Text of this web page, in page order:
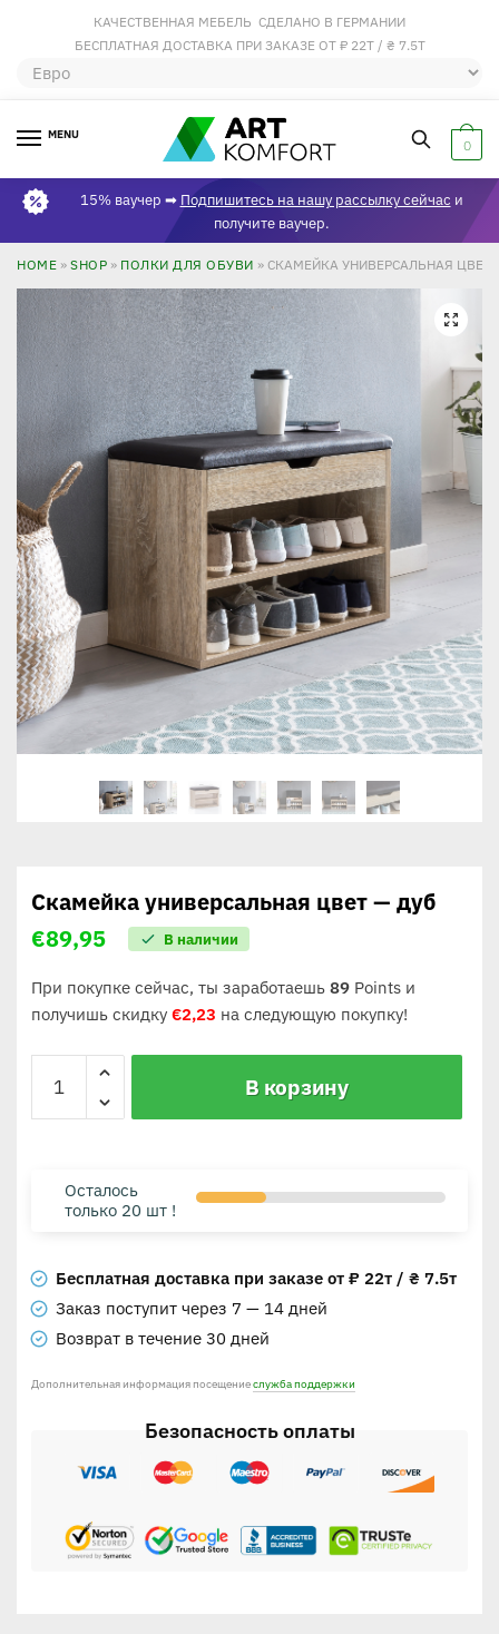
КАЧЕСТВЕННАЯ МЕБЕЛЬ СДЕЛАНО В ГЕРМАНИИ
БЕСПЛАТНАЯ ДОСТАВКА ПРИ ЗАКАЗЕ ОТ ₽ 22Т / ₴ 7.5Т
MENU
0
15% ваучер ➡ Подпишитесь на нашу рассылку сейчас и
получите ваучер.
HOME » SHOP » ПОЛКИ ДЛЯ ОБУВИ » СКАМЕЙКА УНИВЕРСАЛЬНАЯ ЦВЕТ
🔍
Скамейка универсальная цвет — дуб
€89,95 В наличии
При покупке сейчас, ты заработаешь 89Points и
получишь скидку €2,23 на следующую покупку!
В корзину
Осталось
только 20 шт !
Бесплатная доставка при заказе от ₽ 22т / ₴ 7.5т
Заказ поступит через 7 — 14 дней
Возврат в течение 30 дней
Дополнительная информация посещениеслужба поддержки
Безопасность оплаты